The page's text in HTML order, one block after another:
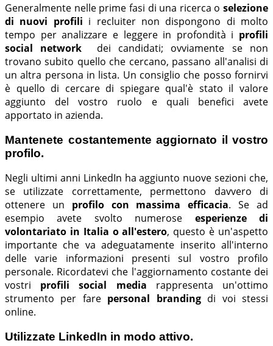
Generalmente nelle prime fasi di una ricerca o selezione
di nuovi profili i recluiter non dispongono di molto
tempo per analizzare e leggere in profondità i profili
social network
dei candidati; ovviamente se non
trovano subito quello che cercano, passano all'analisi di
un altra persona in lista. Un consiglio che posso fornirvi
è quello di cercare di spiegare qual'è stato il valore
aggiunto del vostro ruolo e quali benefici avete
apportato in azienda.
Mantenete costantemente aggiornato il vostro
profilo.
Negli ultimi anni LinkedIn ha aggiunto nuove sezioni che,
se utilizzate correttamente, permettono davvero di
ottenere un profilo con massima efficacia. Se ad
esempio avete svolto numerose esperienze di
volontariato in Italia o all'estero, questo è un'aspetto
importante che va adeguatamente inserito all'interno
delle varie informazioni presenti sul vostro profilo
personale. Ricordatevi che l'aggiornamento costante dei
vostri profili social media rappresenta un'ottimo
strumento per fare personal brandingdi voi stessi
online.
Utilizzate LinkedIn in modo attivo.